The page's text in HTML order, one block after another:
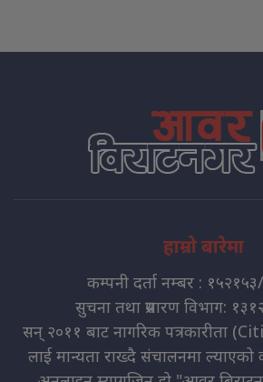
हाम्रो बारेमा
कम्पनी दर्ता नम्बर :
सुचना तथा प्रसारण विभाग:
सन् २०११ बाट नागरिक पत्रकारीता
लाई मान्यता राख्दै संचालनमा ल्याएको